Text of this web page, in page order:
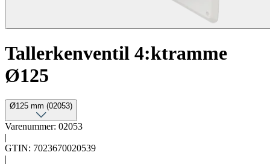
Tallerkenventil 4:ktramme
Ø125
Ø125 mm (02053)
Varenummer: 02053
|
GTIN: 7023670020539
|